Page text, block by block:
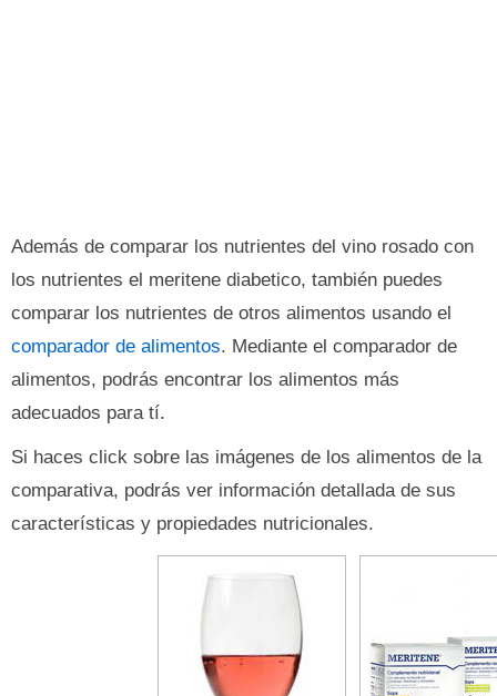
Además de comparar los nutrientes del vino rosado con
los nutrientes el meritene diabetico, también puedes
comparar los nutrientes de otros alimentos usando el
comparador de alimentos. Mediante el comparador de
alimentos, podrás encontrar los alimentos más
adecuados para tí.
Si haces click sobre las imágenes de los alimentos de la
comparativa, podrás ver información detallada de sus
características y propiedades nutricionales.